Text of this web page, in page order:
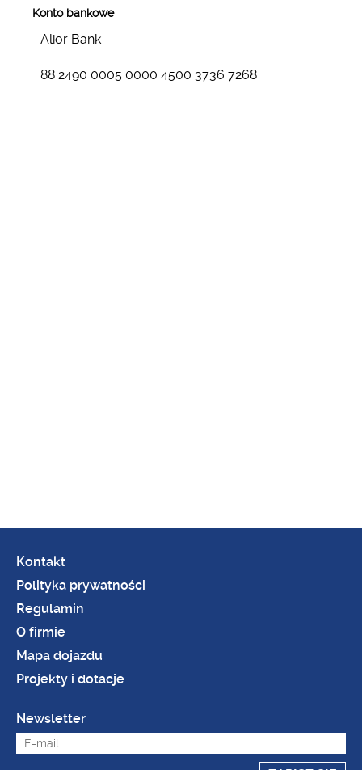
Konto bankowe
Alior Bank
88 2490 0005 0000 4500 3736 7268
Kontakt
Polityka prywatności
Regulamin
O firmie
Mapa dojazdu
Projekty i dotacje
Newsletter